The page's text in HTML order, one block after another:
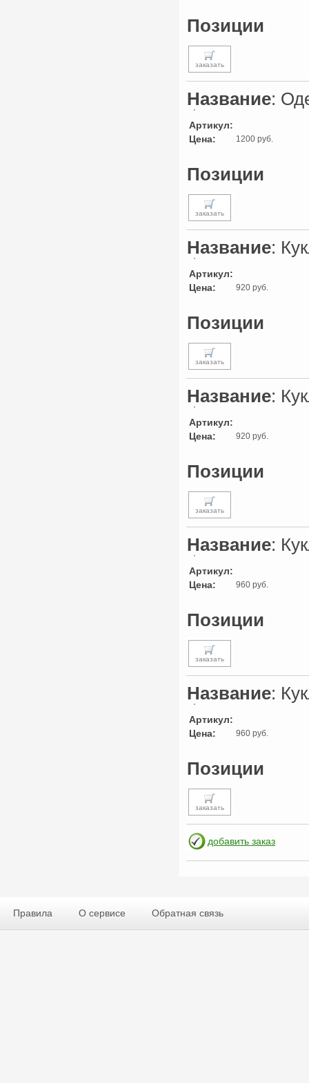
Позиции
заказать
Название:
Артикул:
Цена:
1200 руб.
Позиции
заказать
Название:
Артикул:
Цена:
920 руб.
Позиции
заказать
Название:
Артикул:
Цена:
920 руб.
Позиции
заказать
Название:
Артикул:
Цена:
960 руб.
Позиции
заказать
Название:
Артикул:
Цена:
960 руб.
Позиции
заказать
добавить заказ
Правила О сервисе Обратная связь